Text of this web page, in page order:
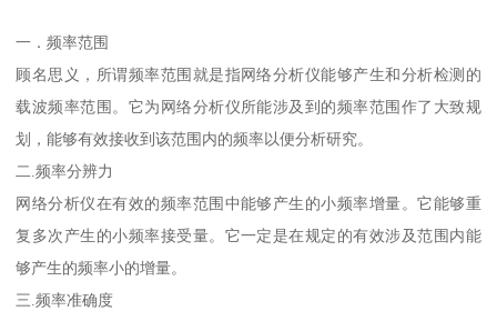
一．频率范围
顾名思义，所谓频率范围就是指网络分析仪能够产生和分析检测的
载波频率范围。它为网络分析仪所能涉及到的频率范围作了大致规
划，能够有效接收到该范围内的频率以便分析研究。
二.频率分辨力
网络分析仪在有效的频率范围中能够产生的小频率增量。它能够重
复多次产生的小频率接受量。它一定是在规定的有效涉及范围内能
够产生的频率小的增量。
三.频率准确度